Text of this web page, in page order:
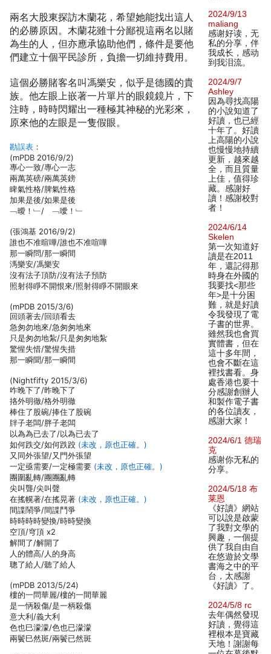
兩名大股東探訪木蘭花，希望她能找出這人
的必勝原因。木蘭花雖十分鄙視這兩名以賭
為生的人，但亦應承協助他們，條件是要他
們建立十個平民診所，負擔一切維持費用。
這個必勝賭客名叫馮樂安，似乎是德國的貴
族。他左眼上嵌著一片單片的眼鏡鏡片，下
注時，時時閃耀出一種極其神秘的光彩來，
原來他的左眼是一隻假眼。
勘誤表 ：
(mPDB 2016/9/2)
專心一致/專心一志
兩萬英磅/兩萬英鎊
睥氣性格/脾氣性格
加果是後/如果是後
﹁曖！﹂/ ﹁噯！﹂
(張鴻基 2016/9/2)
誰也不准暄嘩/誰也不准喧嘩
那一瞬問/那一瞬間
溤樂安/馮樂安
沒有法子頂防/沒有法子預防
照射得睜不開恨來/照射得睜不開眼來
(mPDB 2015/3/6)
回頭著去/回頭看去
急匆勿地來/急匆匆地來
只是匆勿地紮/只是匆匆地紮
驚惺失惜/驚惺失措
那一瞬聞/那一瞬間
(Nightfifty 2015/3/6)
咋晚下了/昨晚下了
挌外明徹/格外明徹
棒住了股碗/捧住了股碗
牉子老闆/胖子老闆
以為為已去了/以為已去了
如何跌交/如何跌跤 (未改，原也正確。)
又同外張望/又門外張望
一定亟需要/一定極需要 (未改，原也正確。)
團圍亂轉/團團亂轉
尖叫聾/尖叫聲
在搖幌著/在搖晃著 (未改，原也正確。)
間諜鬧爭/間諜鬥爭
時時時時變換/時時變換
空頂/穹頂 x2
解間了/解開了
人的體高/人的身高
聰了給人/聽了給人
(mPDB 2013/5/24)
樓的一問華麗/樓的一間華麗
是一怲殺傷/是一柄殺傷
意大利/義大利
色也巳濛濛/色也已濛濛
兩鬢巳然斑/兩鬢已然斑
2024/9/13
maliang
感谢好读，无
私的分享，伴
我成长，感动
到我泪流。
2024/9/7
Ashley
因為尋找高陽
的小說知道了
好讀，也已經
十年了。好讀
上高陽的小說
也慢慢地持續
更新，越來越
全，而且質量
上佳，值得珍
藏。感謝好
讀！感謝校對
者！
2024/6/14
Skelen
第一次知道好
讀是在2011
年，還記得那
時身在外國的
我要找<那些
年>是十分困
難，就是好讀
令我發現了電
子書的世界。
雖然我也會買
實體書，但在
這十多年間，
也會不斷在這
裡找書看。身
處香港也要十
分感謝創辦人
和製作電子書
的各位讀友，
感謝大家！
2024/6/1 德瑞
克
感谢你无私的
分享。
2024/5/18 布
莱恩
《好讀》網站
可以說是啟蒙
了我對文學的
興趣，一個提
供了我自由自
在悠遊於文學
書海之中的平
台，太感謝
《好讀》了。
2024/5/8 rc
去年偶然發現
好讀，覺得這
裡根本是寶藏
天地！謝謝每